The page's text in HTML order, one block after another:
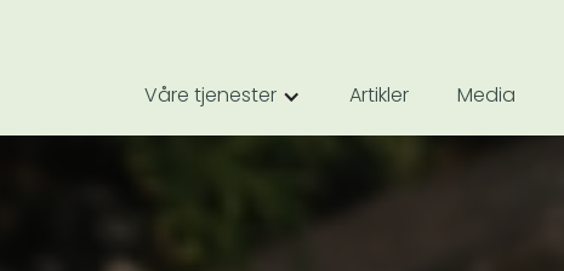
Våre tjenester Artikler Media